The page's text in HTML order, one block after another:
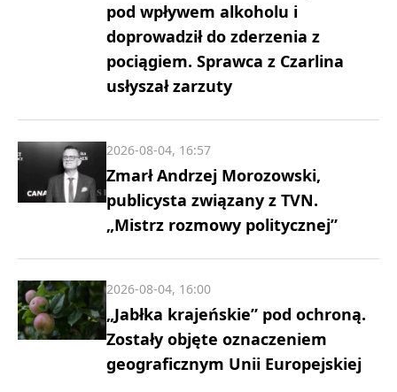
pod wpływem alkoholu i
doprowadził do zderzenia z
pociągiem. Sprawca z Czarlina
usłyszał zarzuty
Zmarł Andrzej Morozowski,
publicysta związany z TVN.
„Mistrz rozmowy politycznej”
2026-08-04, 16:57
„Jabłka krajeńskie” pod ochroną.
Zostały objęte oznaczeniem
geograficznym Unii Europejskiej
2026-08-04, 16:00